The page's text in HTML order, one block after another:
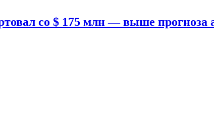
со $ 175 млн — выше прогноза